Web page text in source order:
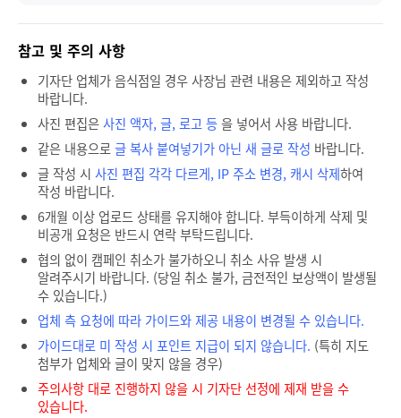
참고 및 주의 사항
기자단 업체가 음식점일 경우 사장님 관련 내용은 제외하고 작성
바랍니다.
사진 편집은사진 액자, 글, 로고 등을 넣어서 사용 바랍니다.
같은 내용으로글 복사 붙여넣기가 아닌 새 글로 작성 바랍니다.
글 작성 시 사진 편집 각각 다르게, IP 주소 변경, 캐시 삭제하여
작성 바랍니다.
6개월 이상 업로드 상태를 유지해야 합니다. 부득이하게 삭제 및
비공개 요청은 반드시 연락 부탁드립니다.
협의 없이 캠페인 취소가 불가하오니 취소 사유 발생 시
알려주시기 바랍니다. (당일 취소 불가, 금전적인 보상액이 발생될
수 있습니다.)
업체 측 요청에 따라 가이드와 제공 내용이 변경될 수 있습니다.
가이드대로 미 작성 시 포인트 지급이 되지 않습니다. (특히 지도
첨부가 업체와 글이 맞지 않을 경우)
주의사항 대로 진행하지 않을 시 기자단 선정에 제재 받을 수
있습니다.